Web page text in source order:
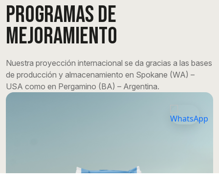
PROGRAMAS DE
MEJORAMIENTO
Nuestra proyección internacional se da gracias a las bases
de producción y almacenamiento en Spokane (WA) –
USA como en Pergamino (BA) – Argentina.